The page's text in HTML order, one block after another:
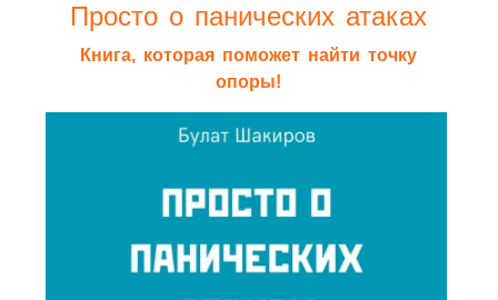
Просто о панических атаках
Книга, которая поможет найти точку
опоры!